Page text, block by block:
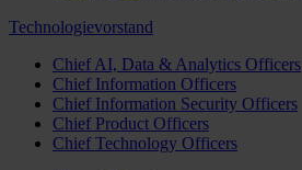
Technologievorstand
Chief AI, Data & Analytics Officers
Chief Information Officers
Chief Information Security Officers
Chief Product Officers
Chief Technology Officers